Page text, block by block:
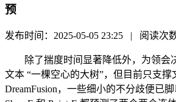
预
发布时间：2025-05-05 23:25 | 阅读次
除了揣度时间显著降低外，为领会
文本 “一棵空心的大树”，但目前只支撑
DreamFusion，一些细小的不分歧便已脚